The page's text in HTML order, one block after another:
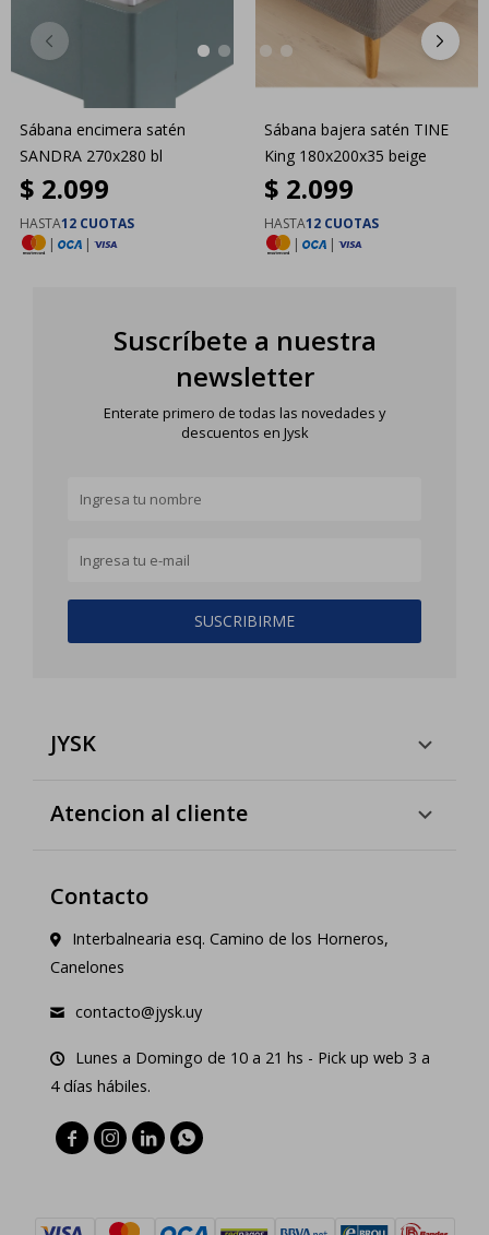
Sábana encimera satén
SANDRA 270x280 bl
$ 2.099
HASTA12 CUOTAS
|
|
Sábana bajera satén TINE
King 180x200x35 beige
$ 2.099
HASTA12 CUOTAS
|
|
Suscríbete a nuestra
newsletter
Enterate primero de todas las novedades y
descuentos en Jysk
SUSCRIBIRME
JYSK
Atencion al cliente
Contacto
Interbalnearia esq. Camino de los Horneros,
Canelones
contacto@jysk.uy
Lunes a Domingo de 10 a 21 hs - Pick up web 3 a
4 días hábiles.
   